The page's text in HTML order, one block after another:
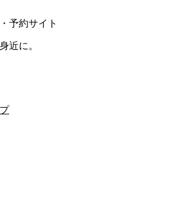
予約サイト
近に。